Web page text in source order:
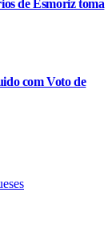
de Esmoriz toma
com Voto de